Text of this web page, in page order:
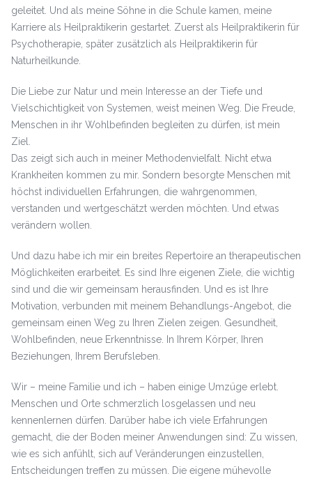
geleitet. Und als meine Söhne in die Schule kamen, meine
Karriere als Heilpraktikerin gestartet. Zuerst als Heilpraktikerin für
Psychotherapie, später zusätzlich als Heilpraktikerin für
Naturheilkunde.
Die Liebe zur Natur und mein Interesse an der Tiefe und
Vielschichtigkeit von Systemen, weist meinen Weg. Die Freude,
Menschen in ihr Wohlbefinden begleiten zu dürfen, ist mein
Ziel.
Das zeigt sich auch in meiner Methodenvielfalt. Nicht etwa
Krankheiten kommen zu mir. Sondern besorgte Menschen mit
höchst individuellen Erfahrungen, die wahrgenommen,
verstanden und wertgeschätzt werden möchten. Und etwas
verändern wollen.
Und dazu habe ich mir ein breites Repertoire an therapeutischen
Möglichkeiten erarbeitet. Es sind Ihre eigenen Ziele, die wichtig
sind und die wir gemeinsam herausfinden. Und es ist Ihre
Motivation, verbunden mit meinem Behandlungs-Angebot, die
gemeinsam einen Weg zu Ihren Zielen zeigen. Gesundheit,
Wohlbefinden, neue Erkenntnisse. In Ihrem Körper, Ihren
Beziehungen, Ihrem Berufsleben.
Wir – meine Familie und ich – haben einige Umzüge erlebt.
Menschen und Orte schmerzlich losgelassen und neu
kennenlernen dürfen. Darüber habe ich viele Erfahrungen
gemacht, die der Boden meiner Anwendungen sind: Zu wissen,
wie es sich anfühlt, sich auf Veränderungen einzustellen,
Entscheidungen treffen zu müssen. Die eigene mühevolle